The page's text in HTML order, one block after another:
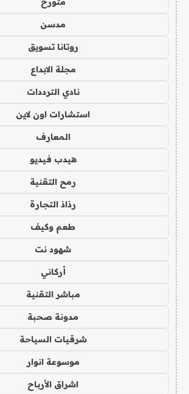
مدسن
روتانا تسويق
مجلة الابداع
نادي الترددات
استشارات اون لاين
المعارف
هيدب فيديو
رمح التقنية
رذاذ التجارة
طعم وكيف
شهود نت
أركاني
مباشر التقنية
مدونة صحبة
شرقيات السياحة
موسوعة انوار
اشراق الأرباح